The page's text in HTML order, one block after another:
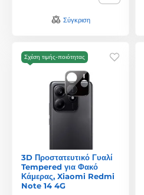
Σύγκριση
Σχέση τιμής-ποιότητας
3D Προστατευτικό Γυαλί
Tempered για Φακό
Κάμερας, Xiaomi Redmi
Note 14 4G